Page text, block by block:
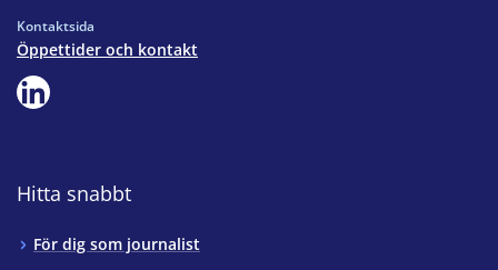
Kontaktsida
Öppettider och kontakt
Hitta snabbt
För dig som journalist